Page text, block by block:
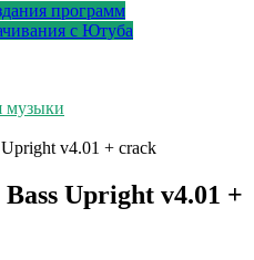
программ
с Ютуба
музыки
v4.01 + crack
Upright v4.01 +